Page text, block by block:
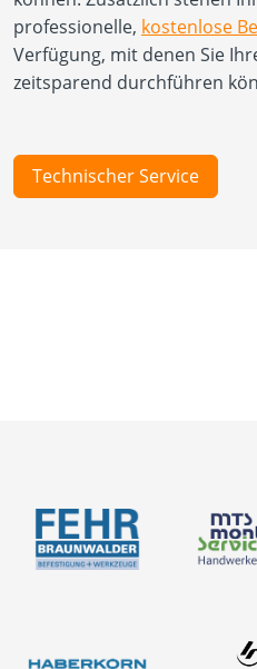
professionelle, kostenlose
Verfügung, mit denen Sie
zeitsparend durchführen
Technischer Service